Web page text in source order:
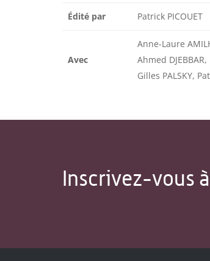
Édité par Patrick PICOUET
Avec
Anne-Laure
Ahmed
Gilles PALSKY,
Inscrivez-vous